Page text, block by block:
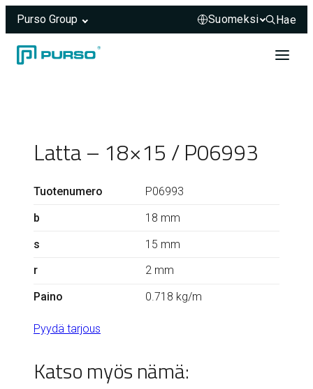
Purso Group
Hae
Hae
Latta – 18×15 / P06993
Tuotenumero
P06993
b
18 mm
s
15 mm
r
2 mm
Paino
0.718 kg/m
Pyydä tarjous
Katso myös nämä: